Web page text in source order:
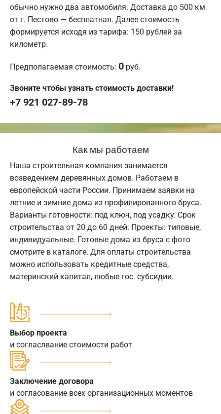
обычно нужно два автомобиля. Доставка до 500 км
от г. Пестово — бесплатная. Далее стоимость
формируется исходя из тарифа: 150 рублей за
километр.
Предполагаемая стоимость: 0 руб.
Звоните чтобы узнать стоимость доставки!
+7 921 027-89-78
Как мы работаем
Наша строительная компания занимается
возведением деревянных домов. Работаем в
европейской части России. Принимаем заявки на
летние и зимние дома из профилированного бруса.
Варианты готовности: под ключ, под усадку. Срок
строительства от 20 до 60 дней. Проекты: типовые,
индивидуальные. Готовые дома из бруса с фото
смотрите в каталоге. Для оплаты строительства
можно использовать кредитные средства,
материнский капитал, любые гос. субсидии.
Выбор проекта
и согласлвание стоимости работ
Заключение договора
и согласование всех организационных моментов